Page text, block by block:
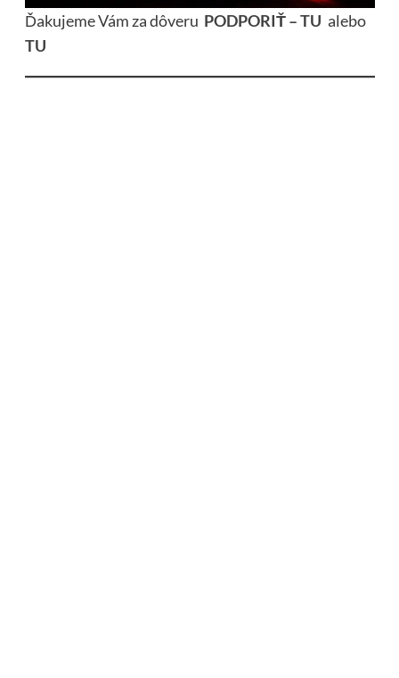
Ďakujeme Vám za dôveru PODPORIŤ – TU alebo
TU